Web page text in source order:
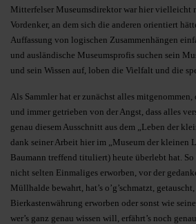
Mitterfelser Museumsdirektor war hier vielleicht
Vordenker, an dem sich die anderen orientiert
Auffassung von logischen Zusammenhängen
und ausländische Museumsprofis suchen sein
und sein Wissen auf, loben die Vielfalt und die
Als Sammler hat er zunächst alles
und immer getrieben von der Angst, dass alles
genau diesem Ausschnitt aus dem „Leben der
dank seiner Arbeit hier im „Museum der kleinen
Baumann treffend tituliert) heute überlebt hat.
nicht selten Einmaliges erworben, vor der
Müllhalde bewahrt, hat’s o’g’schmatzt,
Bierkastenwährung erworben oder sonst wie
wer’s ganz genau wissen will, erfährt’s noch